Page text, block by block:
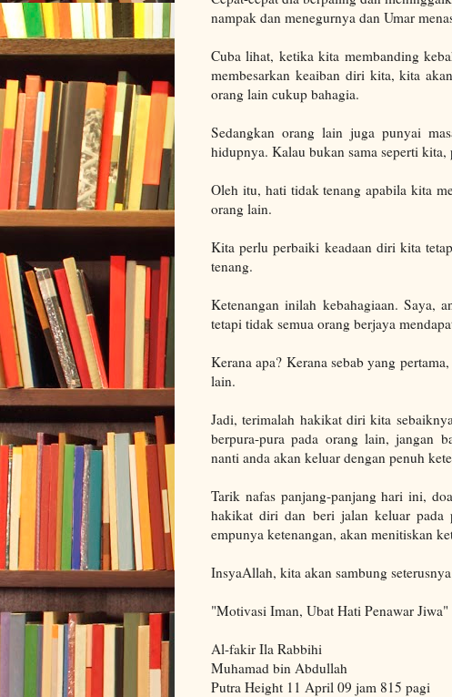
nampak dan menegurnya dan Umar
Cuba lihat, ketika kita membanding
membesarkan keaiban diri kita, kita
orang lain cukup bahagia.
Sedangkan orang lain juga punyai
hidupnya. Kalau bukan sama seperti
Oleh itu, hati tidak tenang apabila kita
orang lain.
Kita perlu perbaiki keadaan diri kita
tenang.
Ketenangan inilah kebahagiaan. Saya,
tetapi tidak semua orang berjaya
Kerana apa? Kerana sebab yang
lain.
Jadi, terimalah hakikat diri kita
berpura-pura pada orang lain, jangan
nanti anda akan keluar dengan penuh
Tarik nafas panjang-panjang hari ini,
hakikat diri dan beri jalan keluar pada
empunya ketenangan, akan menitiskan
InsyaAllah, kita akan sambung
"Motivasi Iman, Ubat Hati Penawar Jiwa"
Al-fakir Ila Rabbihi
Muhamad bin Abdullah
Putra Height 11 April 09 jam 815 pagi